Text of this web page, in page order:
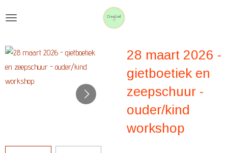
de
hoofdinhoud
28 maart 2026 -
gietboetiek en
zeepschuur -
ouder/kind
workshop